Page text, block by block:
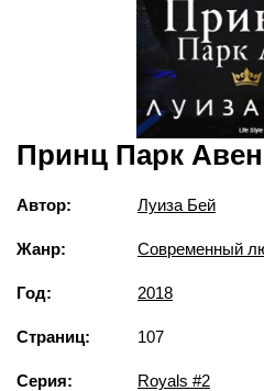
Принц Парк
Автор: Луиза Бей
Жанр: Современный
Год: 2018
Страниц: 107
Серия: Royals #2